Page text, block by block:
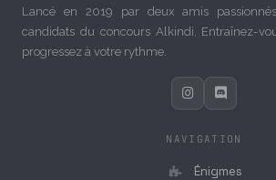
Lancé en 2019 par deux amis
candidats du concours Alkindi. Entraînez-
progressez à votre rythme.
NAVIGATION
Énigmes